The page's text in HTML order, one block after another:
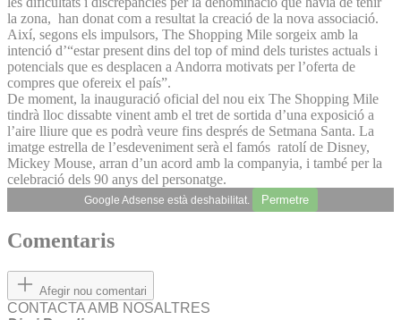
la zona, han donat com a resultat la creació de la nova associació.
Així, segons els impulsors, The Shopping Mile sorgeix amb la
intenció d’“estar present dins del top of mind dels turistes actuals i
potencials que es desplacen a Andorra motivats per l’oferta de
compres que ofereix el país”.
De moment, la inauguració oficial del nou eix The Shopping Mile
tindrà lloc dissabte vinent amb el tret de sortida d’una exposició a
l’aire lliure que es podrà veure fins després de Setmana Santa. La
imatge estrella de l’esdeveniment serà el famós ratolí de Disney,
Mickey Mouse, arran d’un acord amb la companyia, i també per la
celebració dels 90 anys del personatge.
Google Adsense està deshabilitat. Permetre
Comentaris
Afegir nou comentari
CONTACTA AMB NOSALTRES